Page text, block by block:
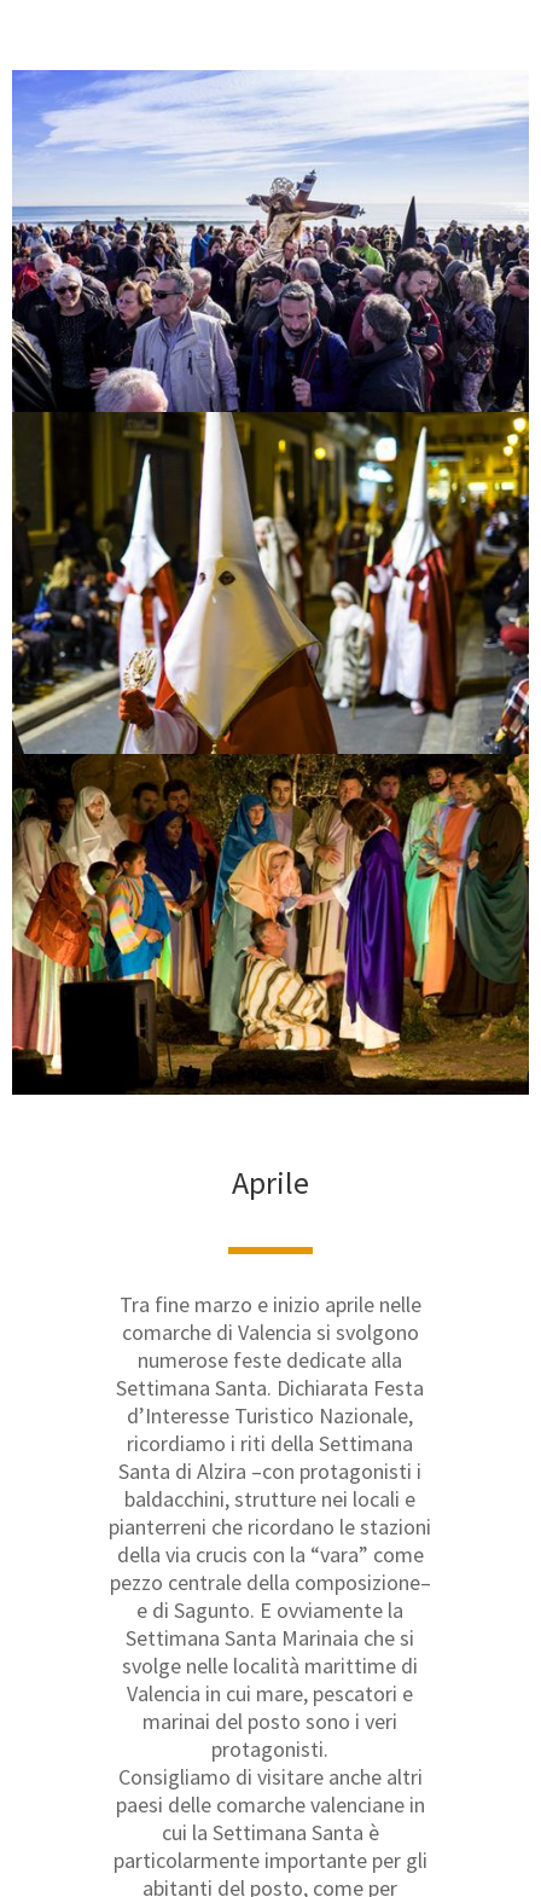
Aprile
Tra fine marzo e inizio aprile nelle
comarche di Valencia si svolgono
numerose feste dedicate alla
Settimana Santa. Dichiarata Festa
d’Interesse Turistico Nazionale,
ricordiamo i riti della Settimana
Santa di Alzira –con protagonisti i
baldacchini, strutture nei locali e
pianterreni che ricordano le stazioni
della via crucis con la “vara” come
pezzo centrale della composizione–
e di Sagunto. E ovviamente la
Settimana Santa Marinaia che si
svolge nelle località marittime di
Valencia in cui mare, pescatori e
marinai del posto sono i veri
protagonisti.
Consigliamo di visitare anche altri
paesi delle comarche valenciane in
cui la Settimana Santa è
particolarmente importante per gli
abitanti del posto, come per